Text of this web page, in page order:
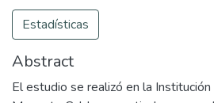
Estadísticas
Abstract
El estudio se realizó en la